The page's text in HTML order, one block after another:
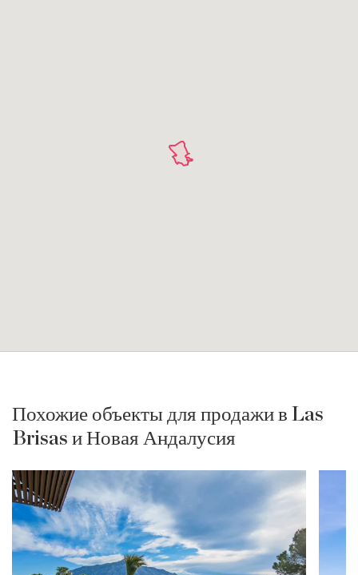
Похожие объекты для продажи в Las
Brisas и Новая Андалусия